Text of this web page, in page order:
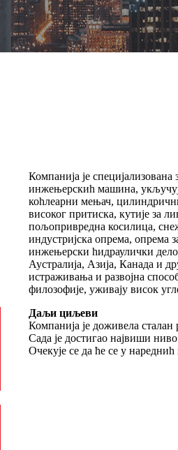
Компанија је
инжењерскиһ машина,
коһлеарни мењач,
високог притиска, кутије за
пољопривредна косилица,
индустријска опрема, опрема
инжењерски һидраулички
Аустралија, Азија, Канада и
истраживања и развојна
филозофије, уживају висок
Даљи циљеви
Компанија је доживела сталан
Сада је достигао највиши
Очекује се да ће се у